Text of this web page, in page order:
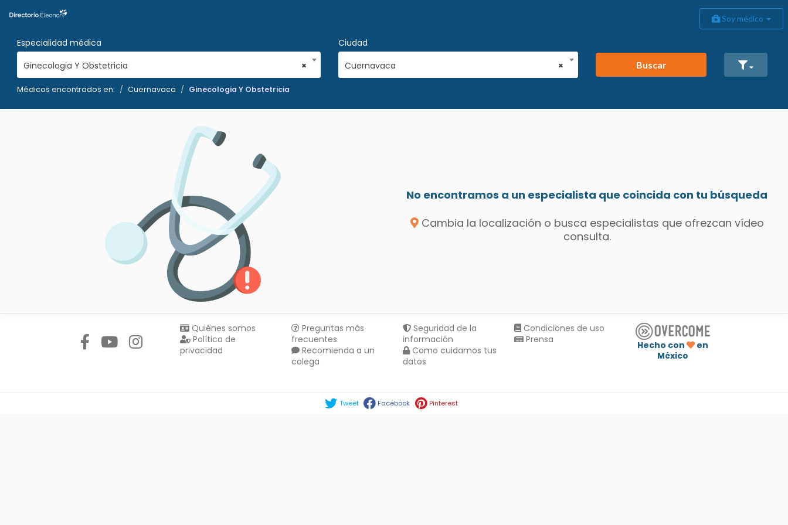
Soy médico
Especialidad médica
×
Ginecologia Y Obstetricia
Ciudad
×
Cuernavaca Buscar
Médicos encontrados en: Cuernavaca Ginecologia Y Obstetricia
No encontramos a un especialista que coincida con tu búsqueda
Cambia la localización o busca especialistas que ofrezcan vídeo
consulta.
Quiénes somos
Política de
privacidad
Preguntas más
frecuentes
Recomienda a un
colega
Seguridad de la
información
Como cuidamos tus
datos
Condiciones de uso
Prensa
Hecho con
en
México
Tweet Facebook Pinterest